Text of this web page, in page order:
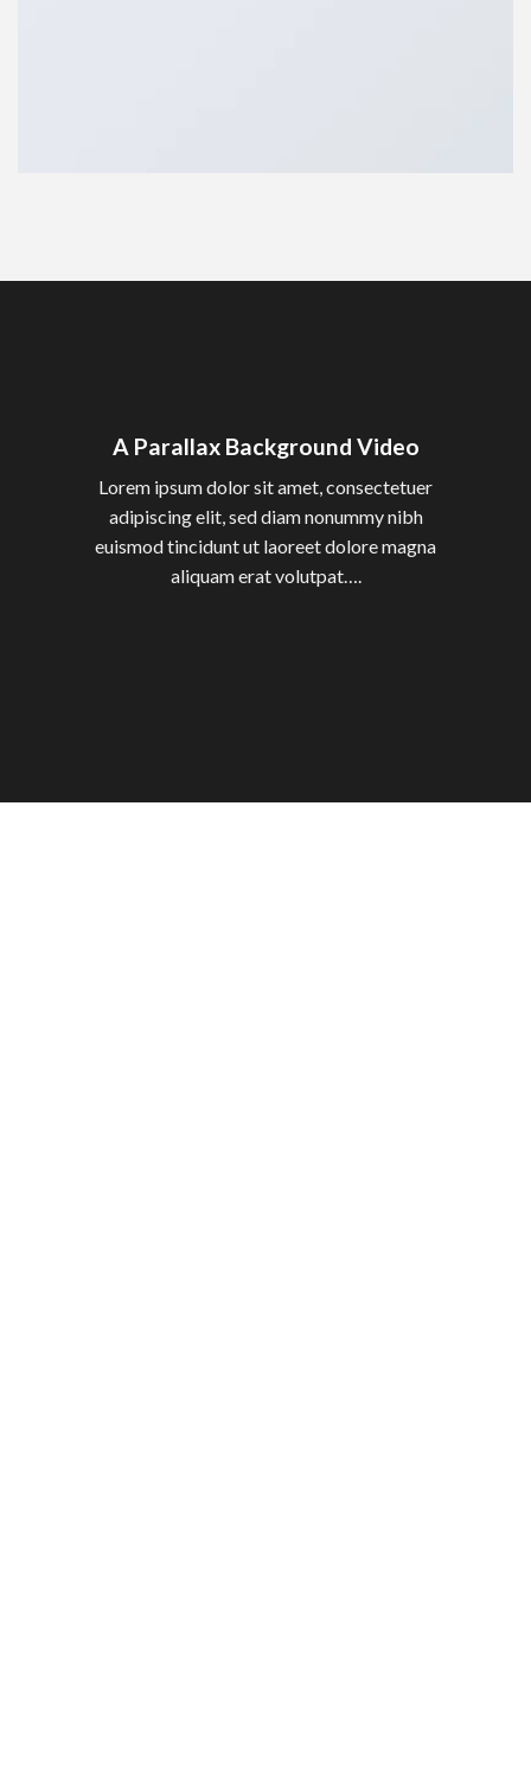
A Parallax Background Video
Lorem ipsum dolor sit amet, consectetuer
adipiscing elit, sed diam nonummy nibh
euismod tincidunt ut laoreet dolore magna
aliquam erat volutpat….